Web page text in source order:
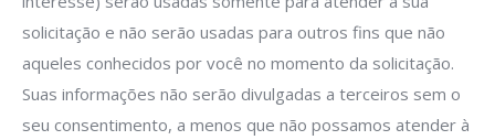
solicitação e não serão usadas para outros fins que não
aqueles conhecidos por você no momento da solicitação.
Suas informações não serão divulgadas a terceiros sem o
seu consentimento, a menos que não possamos atender à